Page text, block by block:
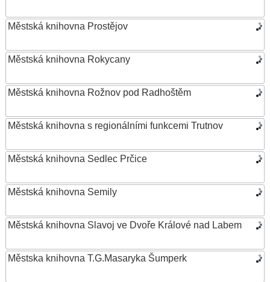
Městská knihovna Prostějov
Městská knihovna Rokycany
Městská knihovna Rožnov pod Radhoštěm
Městská knihovna s regionálními funkcemi Trutnov
Městská knihovna Sedlec Prčice
Městská knihovna Semily
Městská knihovna Slavoj ve Dvoře Králové nad Labem
Městska knihovna T.G.Masaryka Šumperk